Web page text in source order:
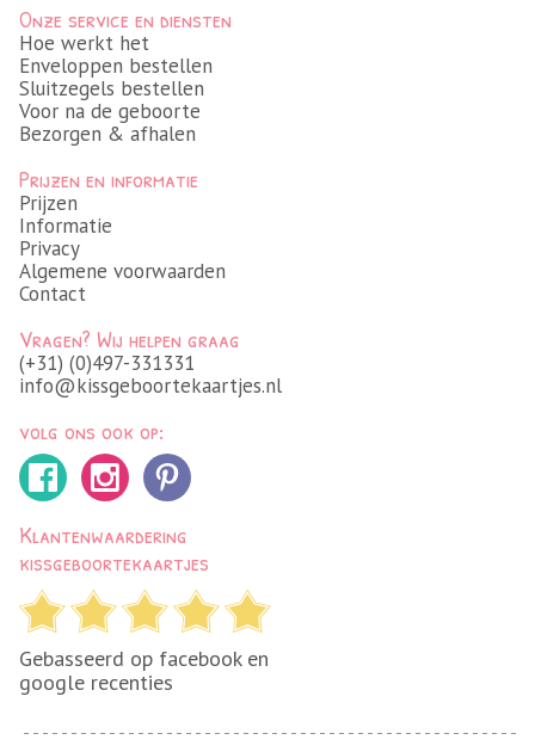
Onze service en diensten
Hoe werkt het
Enveloppen bestellen
Sluitzegels bestellen
Voor na de geboorte
Bezorgen & afhalen
Prijzen en informatie
Prijzen
Informatie
Privacy
Algemene voorwaarden
Contact
Vragen? Wij helpen graag
(+31) (0)497-331331
info@kissgeboortekaartjes.nl
volg ons ook op:
Klantenwaardering
kissgeboortekaartjes
Gebasseerd op facebook en
google recenties